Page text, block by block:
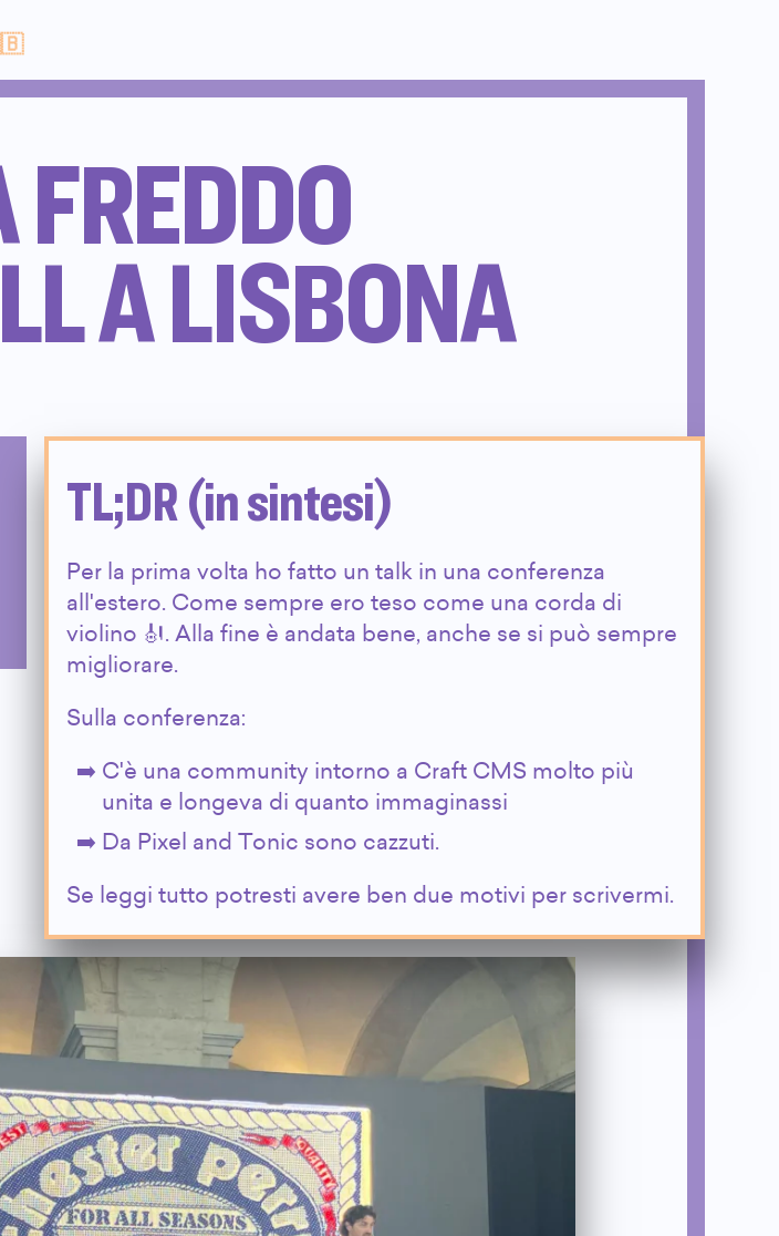
A LISBONA
TL;DR (in sintesi)
Per la prima volta ho fatto un talk in una conferenza
all'estero. Come sempre ero teso come una corda di
violino 🎻. Alla fine è andata bene, anche se si può sempre
migliorare.
Sulla conferenza:
C'è una community intorno a Craft CMS molto più
unita e longeva di quanto immaginassi
Da Pixel and Tonic sono cazzuti.
Se leggi tutto potresti avere ben due motivi per scrivermi.